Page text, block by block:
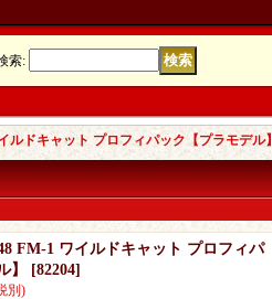
索:
ルドキャット プロフィパック【プラモデル】
FM-1 ワイルドキャット プロフィパ
】
[82204]
別)